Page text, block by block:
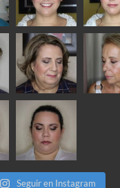
Seguir en Instagram